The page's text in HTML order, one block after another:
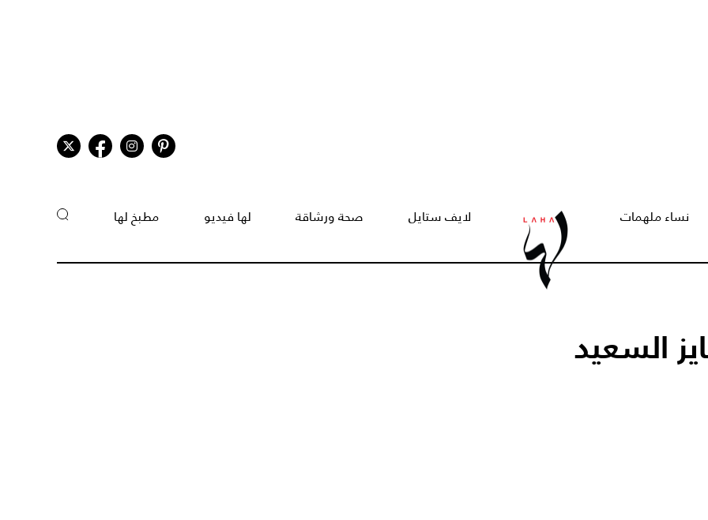
نساء ملهمات لايف ستايل صحة ورشاقة لها فيديو مطبخ لها
السعيد